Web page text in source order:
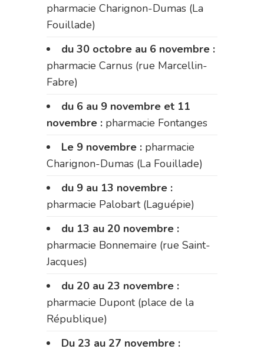
pharmacie Charignon-Dumas (La
Fouillade)
du 30 octobre au 6 novembre :
pharmacie Carnus (rue Marcellin-
Fabre)
du 6 au 9 novembre et 11
novembre : pharmacie Fontanges
Le 9 novembre : pharmacie
Charignon-Dumas (La Fouillade)
du 9 au 13 novembre :
pharmacie Palobart (Laguépie)
du 13 au 20 novembre :
pharmacie Bonnemaire (rue Saint-
Jacques)
du 20 au 23 novembre :
pharmacie Dupont (place de la
République)
Du 23 au 27 novembre :